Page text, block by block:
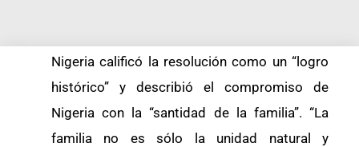
Nigeria calificó la resolución como un “logro
histórico” y describió el compromiso de
Nigeria con la “santidad de la familia”. “La
familia no es sólo la unidad natural y